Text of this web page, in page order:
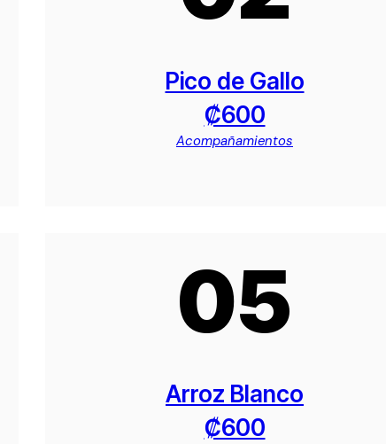
Pico de Gallo
₡600
Acompañamientos
05
Arroz Blanco
₡600